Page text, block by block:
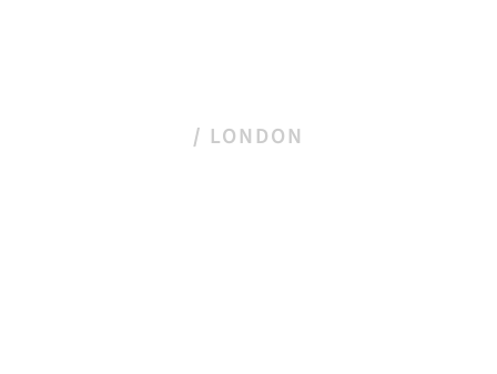
LONDON